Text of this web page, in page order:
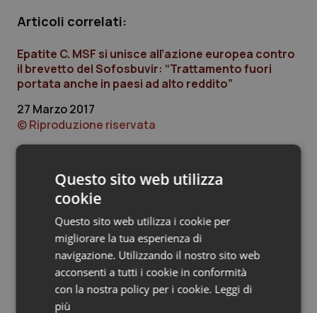
Piemonte
Provincia Autonoma di Bolzano
Provincia Autonoma di Trento
Puglia
Sicilia
Toscana
Umbria
HIV
Infezioni & Febbre
Ipertensione & Scompenso
Malattie rare
Neuroscienze & patologie neurodegenerative
Obesità
Oftalmologia
Articoli correlati:
Epatite C. MSF si unisce all’azione europea contro
il brevetto del Sofosbuvir: “Trattamento fuori
portata anche in paesi ad alto reddito”
27 Marzo 2017
© Riproduzione riservata
Ultime analisi e review da QS Pro
Gold
Cloud sanitario: infrastrutture,
compliance, GDPR e Risk management
Questo sito web utilizza
cookie
Questo sito web utilizza i cookie per
migliorare la tua esperienza di
navigazione. Utilizzando il nostro sito web
acconsenti a tutti i cookie in conformità
con la nostra policy per i cookie. Leggi di
più